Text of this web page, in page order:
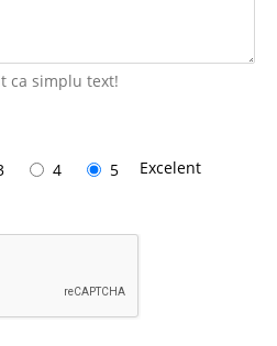
ca simplu text!
4 5 Excelent